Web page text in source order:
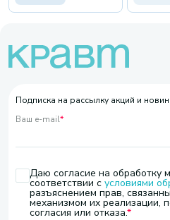
Подписка на рассылку акций и
Ваш e-mail*
Даю согласие на обработку
соответствии с условиями
разъяснением прав,
механизмом их реализации,
согласия или отказа.